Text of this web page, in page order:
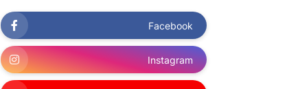
Facebook
Instagram